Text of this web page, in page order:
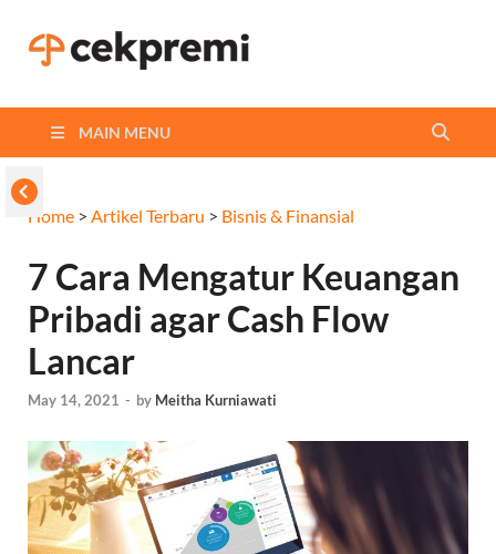
MAIN MENU
Home > Artikel Terbaru > Bisnis & Finansial
7 Cara Mengatur Keuangan
Pribadi agar Cash Flow
Lancar
May 14, 2021 - by Meitha Kurniawati